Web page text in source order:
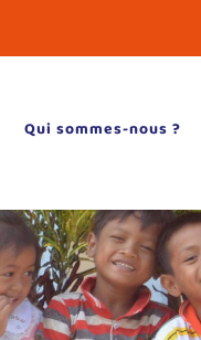
Qui sommes-nous ?